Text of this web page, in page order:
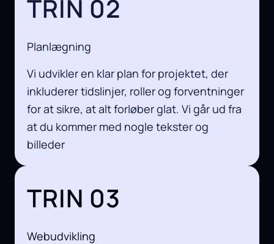
TRIN 02
Planlægning
Vi udvikler en klar plan for projektet, der
inkluderer tidslinjer, roller og forventninger
for at sikre, at alt forløber glat. Vi går ud fra
at du kommer med nogle tekster og
billeder
TRIN 03
Webudvikling